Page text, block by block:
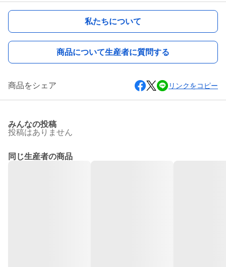
私たちについて
商品について生産者に質問する
商品をシェア リンクをコピー
みんなの投稿
投稿はありません
同じ生産者の商品